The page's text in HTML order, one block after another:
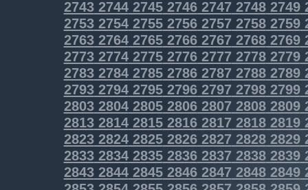
2743274427452746274727482749
2753275427552756275727582759
2763276427652766276727682769
2773277427752776277727782779
2783278427852786278727882789
2793279427952796279727982799
2803280428052806280728082809
2813281428152816281728182819
2823282428252826282728282829
2833283428352836283728382839
2843284428452846284728482849